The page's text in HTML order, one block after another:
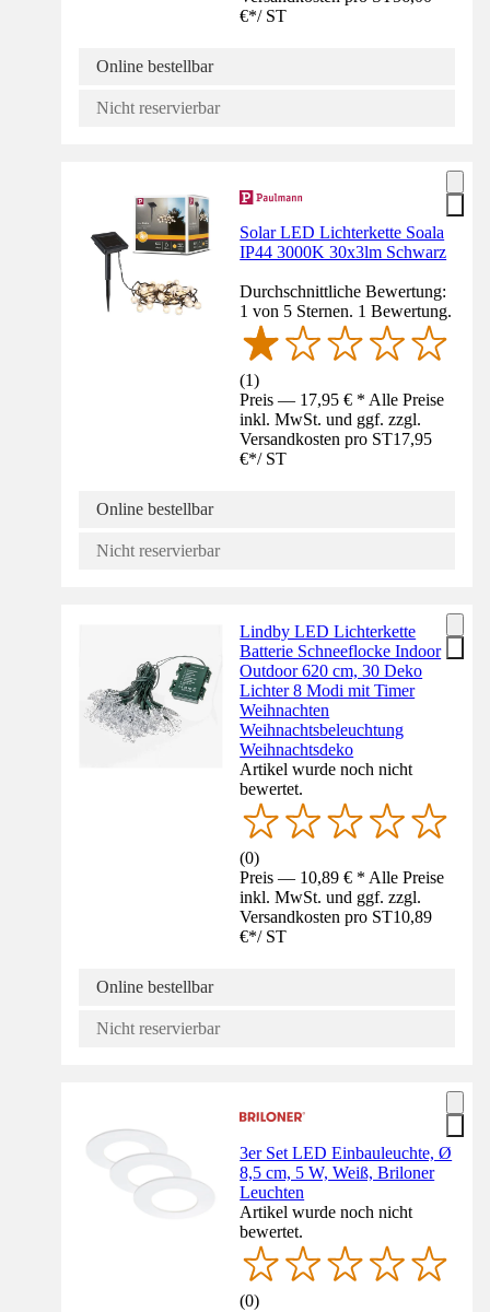
€*/ ST
Online bestellbar
Nicht reservierbar
Solar LED Lichterkette Soala
IP44 3000K 30x3lm Schwarz
Durchschnittliche Bewertung:
1 von 5 Sternen. 1 Bewertung.
(1)
Preis — 17,95 € * Alle Preise
inkl. MwSt. und ggf. zzgl.
Versandkosten pro ST17,95
€*/ ST
Online bestellbar
Nicht reservierbar
Lindby LED Lichterkette
Batterie Schneeflocke Indoor
Outdoor 620 cm, 30 Deko
Lichter 8 Modi mit Timer
Weihnachten
Weihnachtsbeleuchtung
Weihnachtsdeko
Artikel wurde noch nicht
bewertet.
(0)
Preis — 10,89 € * Alle Preise
inkl. MwSt. und ggf. zzgl.
Versandkosten pro ST10,89
€*/ ST
Online bestellbar
Nicht reservierbar
3er Set LED Einbauleuchte, Ø
8,5 cm, 5 W, Weiß, Briloner
Leuchten
Artikel wurde noch nicht
bewertet.
(0)